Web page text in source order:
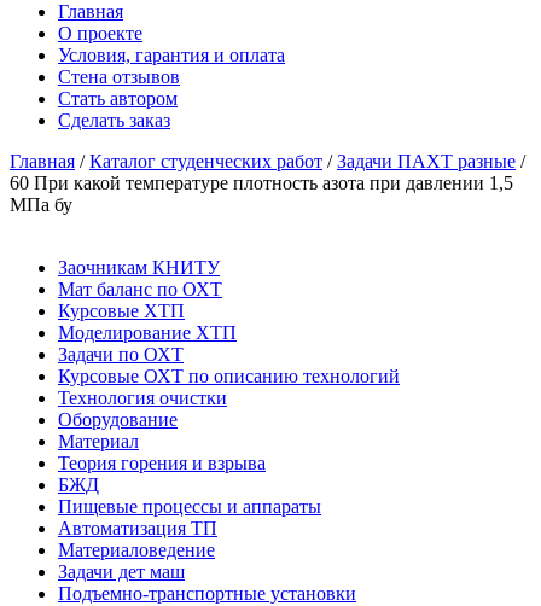
Главная
О проекте
Условия, гарантия и оплата
Стена отзывов
Стать автором
Сделать заказ
Главная /Каталог студенческих работ /Задачи ПАХТ разные /
60 При какой температуре плотность азота при давлении 1,5
МПа бу
Заочникам КНИТУ
Мат баланс по ОХТ
Курсовые ХТП
Моделирование ХТП
Задачи по ОХТ
Курсовые ОХТ по описанию технологий
Технология очистки
Оборудование
Материал
Теория горения и взрыва
БЖД
Пищевые процессы и аппараты
Автоматизация ТП
Материаловедение
Задачи дет маш
Подъемно-транспортные установки